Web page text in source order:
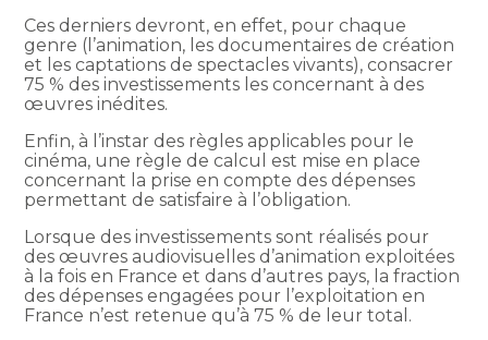
Ces derniers devront, en effet, pour chaque
genre (l’animation, les documentaires de création
et les captations de spectacles vivants), consacrer
75 % des investissements les concernant à des
œuvres inédites.
Enfin, à l’instar des règles applicables pour le
cinéma, une règle de calcul est mise en place
concernant la prise en compte des dépenses
permettant de satisfaire à l’obligation.
Lorsque des investissements sont réalisés pour
des œuvres audiovisuelles d’animation exploitées
à la fois en France et dans d’autres pays, la fraction
des dépenses engagées pour l’exploitation en
France n’est retenue qu’à 75 % de leur total.